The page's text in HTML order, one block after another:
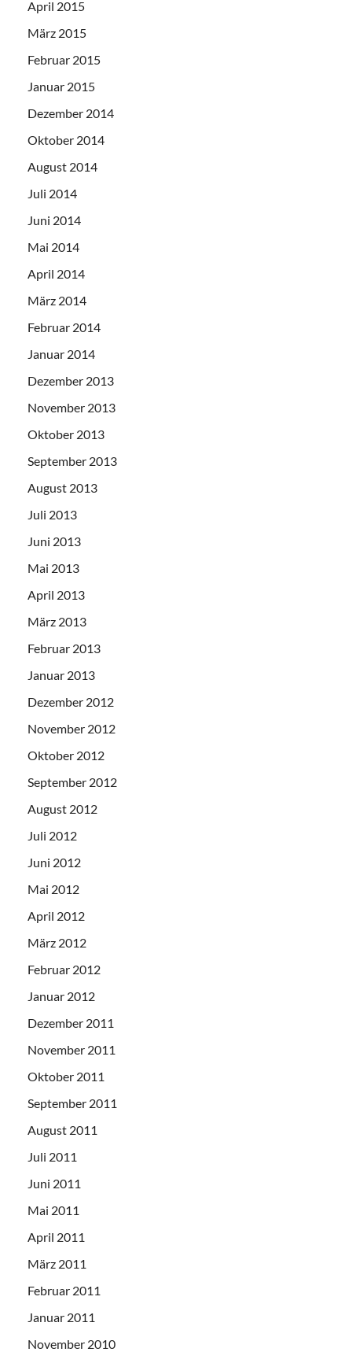
April 2015
März 2015
Februar 2015
Januar 2015
Dezember 2014
Oktober 2014
August 2014
Juli 2014
Juni 2014
Mai 2014
April 2014
März 2014
Februar 2014
Januar 2014
Dezember 2013
November 2013
Oktober 2013
September 2013
August 2013
Juli 2013
Juni 2013
Mai 2013
April 2013
März 2013
Februar 2013
Januar 2013
Dezember 2012
November 2012
Oktober 2012
September 2012
August 2012
Juli 2012
Juni 2012
Mai 2012
April 2012
März 2012
Februar 2012
Januar 2012
Dezember 2011
November 2011
Oktober 2011
September 2011
August 2011
Juli 2011
Juni 2011
Mai 2011
April 2011
März 2011
Februar 2011
Januar 2011
November 2010